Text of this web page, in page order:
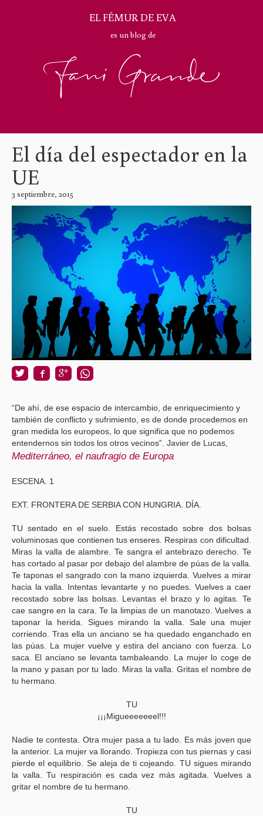
EL FÉMUR DE EVA
es un blog de
El día del espectador en la
UE
3 septiembre, 2015
“De ahí, de ese espacio de intercambio, de enriquecimiento y
también de conflicto y sufrimiento, es de donde procedemos en
gran medida los europeos, lo que significa que no podemos
entendernos sin todos los otros vecinos”. Javier de Lucas,
Mediterráneo, el naufragio de Europa
ESCENA. 1
EXT. FRONTERA DE SERBIA CON HUNGRIA. DÍA.
TU sentado en el suelo. Estás recostado sobre dos bolsas
voluminosas que contienen tus enseres. Respiras con dificultad.
Miras la valla de alambre. Te sangra el antebrazo derecho. Te
has cortado al pasar por debajo del alambre de púas de la valla.
Te taponas el sangrado con la mano izquierda. Vuelves a mirar
hacia la valla. Intentas levantarte y no puedes. Vuelves a caer
recostado sobre las bolsas. Levantas el brazo y lo agitas. Te
cae sangre en la cara. Te la limpias de un manotazo. Vuelves a
taponar la herida. Sigues mirando la valla. Sale una mujer
corriendo. Tras ella un anciano se ha quedado enganchado en
las púas. La mujer vuelve y estira del anciano con fuerza. Lo
saca. El anciano se levanta tambaleando. La mujer lo coge de
la mano y pasan por tu lado. Miras la valla. Gritas el nombre de
tu hermano.
TU
¡¡¡Migueeeeeeel!!!
Nadie te contesta. Otra mujer pasa a tu lado. Es más joven que
la anterior. La mujer va llorando. Tropieza con tus piernas y casi
pierde el equilibrio. Se aleja de ti cojeando. TU sigues mirando
la valla. Tu respiración es cada vez más agitada. Vuelves a
gritar el nombre de tu hermano.
TU